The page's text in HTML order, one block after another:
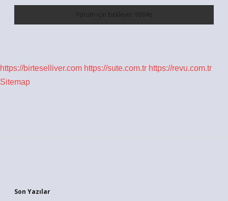
https://birteselliver.com https://sute.com.tr https://revu.com.tr
Sitemap
Son Yazılar